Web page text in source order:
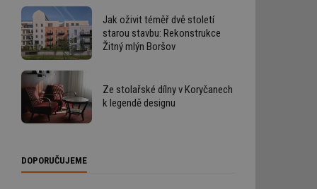
Jak oživit téměř dvě století
starou stavbu: Rekonstrukce
Žitný mlýn Boršov
Ze stolařské dílny v Koryčanech
k legendě designu
DOPORUČUJEME